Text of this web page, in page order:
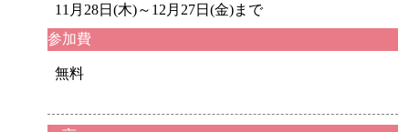
11月28日(木)～12月27日(金)まで
参加費
無料